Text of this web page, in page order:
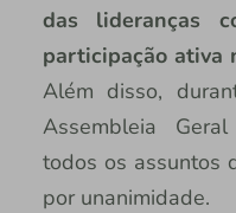
das lideranças
participação ativa
Além disso,
Assembleia
todos os assuntos
por unanimidade.